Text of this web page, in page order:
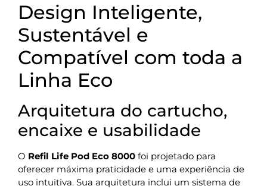
Design Inteligente,
Sustentável e
Compatível com toda a
Linha Eco
Arquitetura do cartucho,
encaixe e usabilidade
O Refil Life Pod Eco 8000 foi projetado para
oferecer máxima praticidade e uma experiência de
uso intuitiva. Sua arquitetura inclui um sistema de